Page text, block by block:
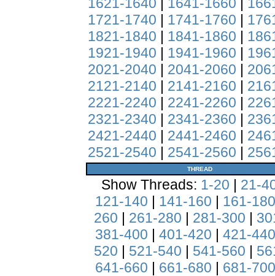
1721-1740 | 1741-1760 |
1821-1840 | 1841-1860 |
1921-1940 | 1941-1960 |
2021-2040 | 2041-2060 |
2121-2140 | 2141-2160 |
2221-2240 | 2241-2260 |
2321-2340 | 2341-2360 |
2421-2440 | 2441-2460 |
2521-2540 | 2541-2560 |
THREAD
Show Threads: 1-20 | 21-
121-140 | 141-160 | 161-180
260 | 261-280 | 281-300 |
381-400 | 401-420 | 421-440
520 | 521-540 | 541-560 |
641-660 | 661-680 | 681-700